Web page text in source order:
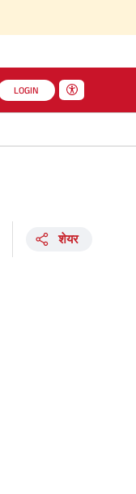
LOGIN
शेयर